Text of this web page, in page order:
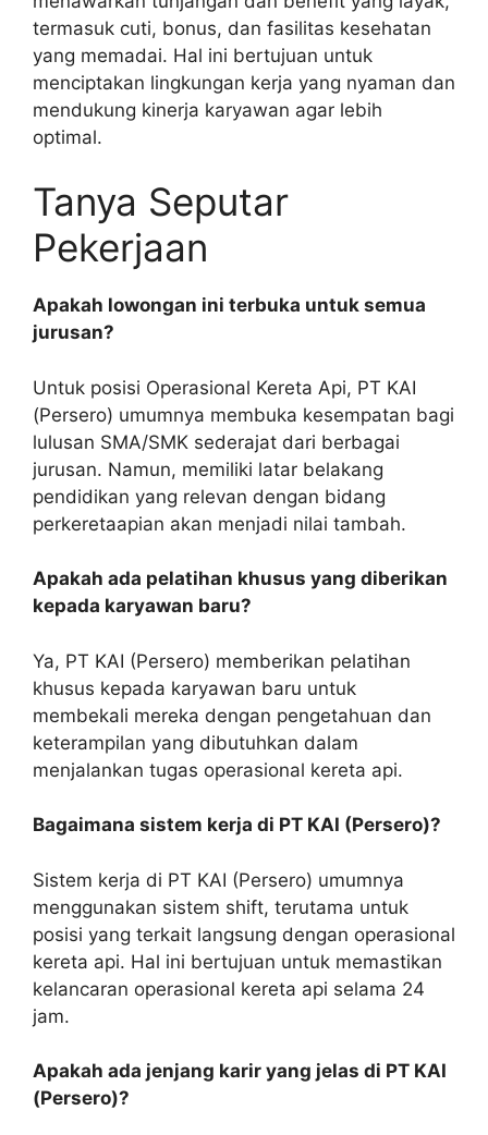
termasuk cuti, bonus, dan fasilitas kesehatan
yang memadai. Hal ini bertujuan untuk
menciptakan lingkungan kerja yang nyaman dan
mendukung kinerja karyawan agar lebih
optimal.
Tanya Seputar
Pekerjaan
Apakah lowongan ini terbuka untuk semua
jurusan?
Untuk posisi Operasional Kereta Api, PT KAI
(Persero) umumnya membuka kesempatan bagi
lulusan SMA/SMK sederajat dari berbagai
jurusan. Namun, memiliki latar belakang
pendidikan yang relevan dengan bidang
perkeretaapian akan menjadi nilai tambah.
Apakah ada pelatihan khusus yang diberikan
kepada karyawan baru?
Ya, PT KAI (Persero) memberikan pelatihan
khusus kepada karyawan baru untuk
membekali mereka dengan pengetahuan dan
keterampilan yang dibutuhkan dalam
menjalankan tugas operasional kereta api.
Bagaimana sistem kerja di PT KAI (Persero)?
Sistem kerja di PT KAI (Persero) umumnya
menggunakan sistem shift, terutama untuk
posisi yang terkait langsung dengan operasional
kereta api. Hal ini bertujuan untuk memastikan
kelancaran operasional kereta api selama 24
jam.
Apakah ada jenjang karir yang jelas di PT KAI
(Persero)?